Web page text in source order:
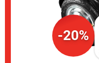
-20%